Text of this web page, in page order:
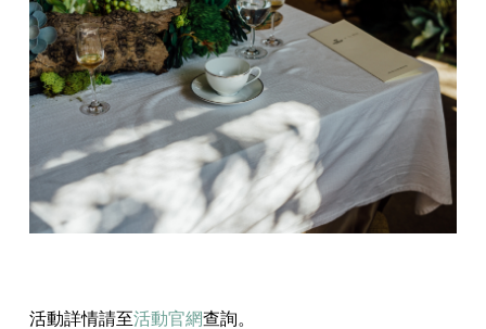
活動詳情請至活動官網查詢。